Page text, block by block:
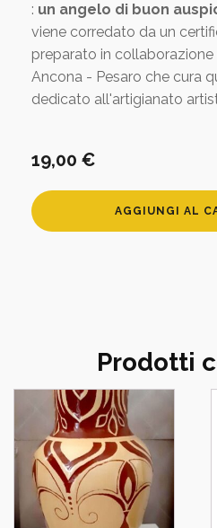
: un angelo di buon
viene corredato da un
preparato in
Ancona - Pesaro che cura
dedicato all'artigianato
19,00 €
Orecchini
angelo
AGGIUNGI AL
Prodotti